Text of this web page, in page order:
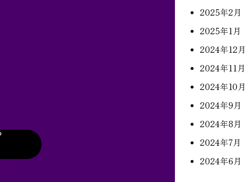
2025年2月
2025年1月
2024年12月
2024年11月
2024年10月
2024年9月
2024年8月
2024年7月
2024年6月